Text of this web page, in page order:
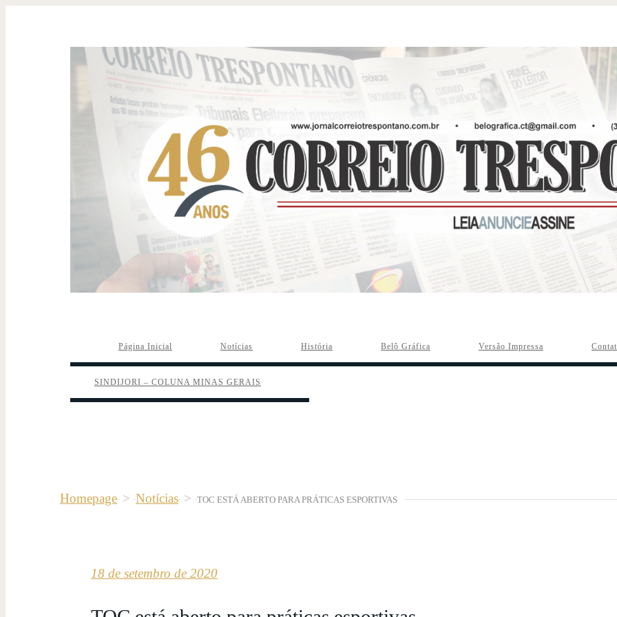
Página Inicial Notícias História Belô Gráfica Versão Impressa
SINDIJORI – COLUNA MINAS GERAIS
Homepage > Notícias > TOC ESTÁ ABERTO PARA PRÁTICAS ESPORTIVAS
18 de setembro de 2020